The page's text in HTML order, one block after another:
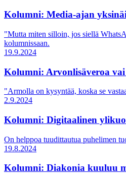
Kolumni: Media-ajan
"Mutta miten silloin, jos siellä
kolumnissaan.
19.9.2024
Kolumni: Arvonlisäveroa
"Armolla on kysyntää, koska se
2.9.2024
Kolumni: Digitaalinen
On helppoa tuudittautua puhelimen
19.8.2024
Kolumni: Diakonia kuuluu